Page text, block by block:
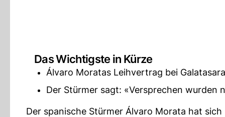
Das Wichtigste in Kürze
Álvaro Moratas Leihvertrag bei
Der Stürmer sagt: «Versprechen
Der spanische Stürmer Álvaro Morata hat